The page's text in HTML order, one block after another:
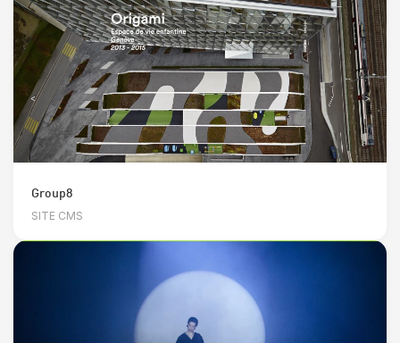
Group8
SITE CMS